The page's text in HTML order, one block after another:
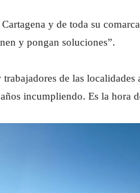
y de toda su
y pongan soluciones”.
de las
incumpliendo. Es la hora